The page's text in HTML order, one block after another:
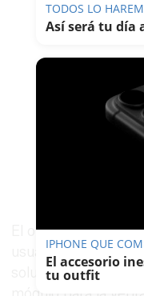
El objetivo de
usuarios del
solución planteada
TODOS LO
Así será tu día
IPHONE QUE
El accesorio
tu outfit